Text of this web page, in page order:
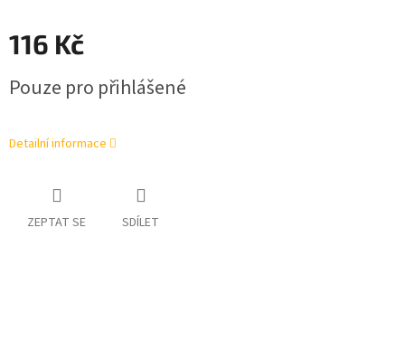
116 Kč
cena:
Pouze pro přihlášené
Detailní informace
ZEPTAT SE SDÍLET